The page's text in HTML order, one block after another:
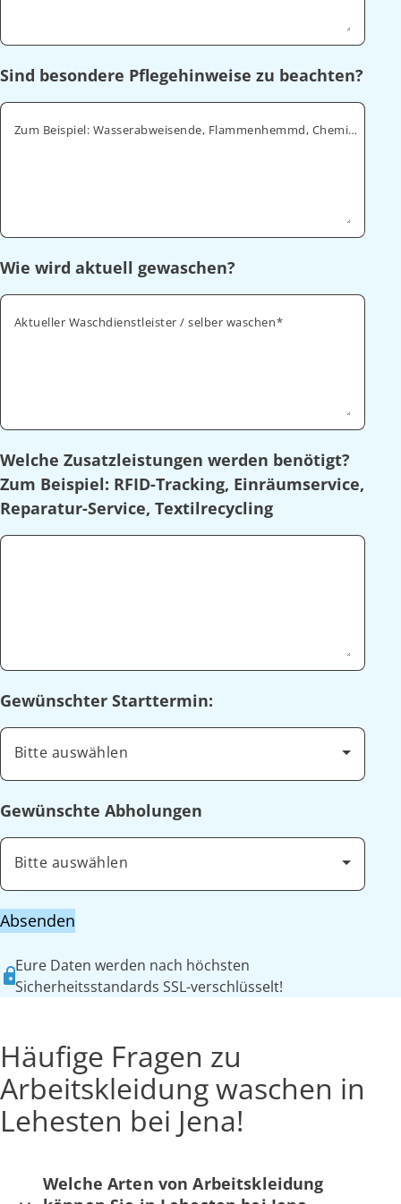
Sind besondere Pflegehinweise zu beachten?
Zum Beispiel: Wasserabweisende, Flammenhemmd, Chemikalienabweisende
Wie wird aktuell gewaschen?
Aktueller Waschdienstleister / selber waschen
Welche Zusatzleistungen werden benötigt?
Zum Beispiel: RFID-Tracking, Einräumservice,
Reparatur-Service, Textilrecycling
Gewünschter Starttermin:
Bitte auswählen
Gewünschte Abholungen
Bitte auswählen
Absenden
Eure Daten werden nach höchsten
Sicherheitsstandards SSL-verschlüsselt!
Häufige Fragen zu
Arbeitskleidung waschen in
Lehesten bei Jena!
Welche Arten von Arbeitskleidung